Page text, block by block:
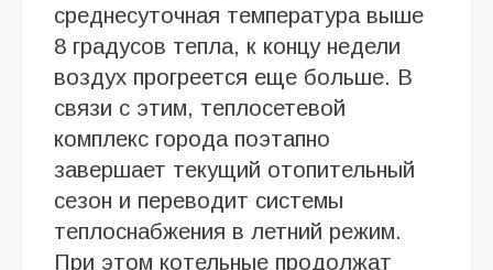
среднесуточная температура выше
8 градусов тепла, к концу недели
воздух прогреется еще больше. В
связи с этим, теплосетевой
комплекс города поэтапно
завершает текущий отопительный
сезон и переводит системы
теплоснабжения в летний режим.
При этом котельные продолжат